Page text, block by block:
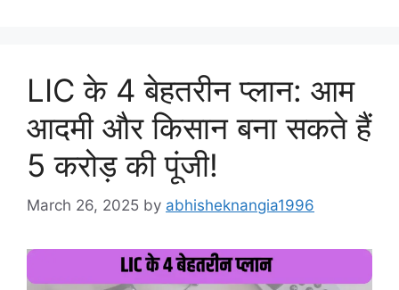
LIC के 4 बेहतरीन प्लान: आम
आदमी और किसान बना सकते हैं
5 करोड़ की पूंजी!
March 26, 2025 by abhisheknangia1996